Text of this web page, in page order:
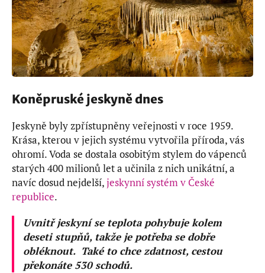
Koněpruské jeskyně dnes
Jeskyně byly zpřístupněny veřejnosti v roce 1959.
Krása, kterou v jejich systému vytvořila příroda, vás
ohromí. Voda se dostala osobitým stylem do vápenců
starých 400 milionů let a učinila z nich unikátní, a
navíc dosud nejdelší,jeskynní systém v České
republice.
Uvnitř jeskyní se teplota pohybuje kolem
deseti stupňů, takže je potřeba se dobře
obléknout. Také to chce zdatnost, cestou
překonáte 530 schodů.